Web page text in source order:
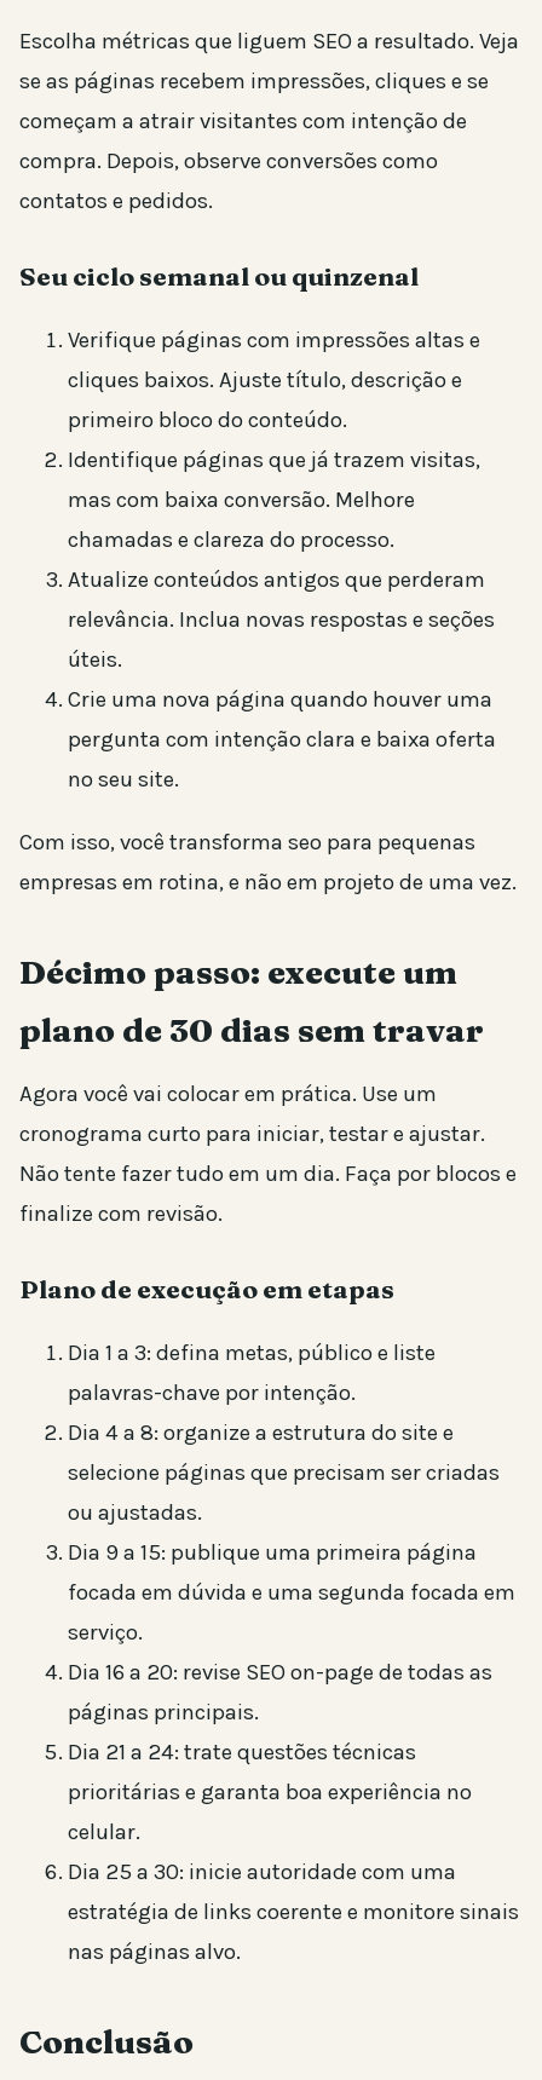
Escolha métricas que liguem SEO a resultado. Veja
se as páginas recebem impressões, cliques e se
começam a atrair visitantes com intenção de
compra. Depois, observe conversões como
contatos e pedidos.
Seu ciclo semanal ou quinzenal
Verifique páginas com impressões altas e
cliques baixos. Ajuste título, descrição e
primeiro bloco do conteúdo.
Identifique páginas que já trazem visitas,
mas com baixa conversão. Melhore
chamadas e clareza do processo.
Atualize conteúdos antigos que perderam
relevância. Inclua novas respostas e seções
úteis.
Crie uma nova página quando houver uma
pergunta com intenção clara e baixa oferta
no seu site.
Com isso, você transforma seo para pequenas
empresas em rotina, e não em projeto de uma vez.
Décimo passo: execute um
plano de 30 dias sem travar
Agora você vai colocar em prática. Use um
cronograma curto para iniciar, testar e ajustar.
Não tente fazer tudo em um dia. Faça por blocos e
finalize com revisão.
Plano de execução em etapas
Dia 1 a 3: defina metas, público e liste
palavras-chave por intenção.
Dia 4 a 8: organize a estrutura do site e
selecione páginas que precisam ser criadas
ou ajustadas.
Dia 9 a 15: publique uma primeira página
focada em dúvida e uma segunda focada em
serviço.
Dia 16 a 20: revise SEO on-page de todas as
páginas principais.
Dia 21 a 24: trate questões técnicas
prioritárias e garanta boa experiência no
celular.
Dia 25 a 30: inicie autoridade com uma
estratégia de links coerente e monitore sinais
nas páginas alvo.
Conclusão